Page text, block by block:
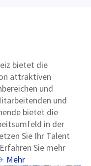
bietet die
attraktiven
und
und
bietet die
in der
Sie Ihr Talent
Sie mehr
Mehr